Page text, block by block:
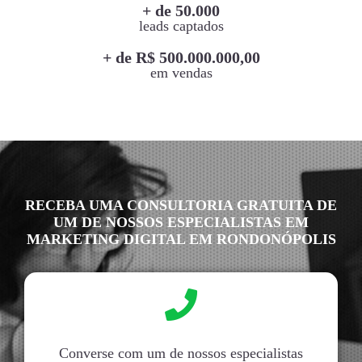
+ de 50.000
leads captados
+ de R$ 500.000.000,00
em vendas
RECEBA UMA CONSULTORIA GRATUITA DE
UM DE NOSSOS ESPECIALISTAS EM
MARKETING DIGITAL EM RONDONÓPOLIS
Converse com um de nossos especialistas